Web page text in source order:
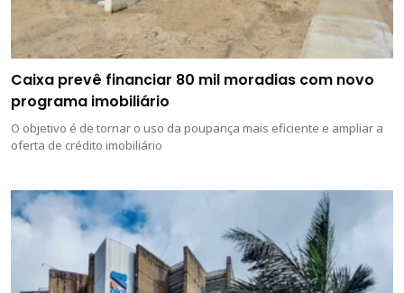
Caixa prevê financiar 80 mil moradias com novo
programa imobiliário
O objetivo é de tornar o uso da poupança mais eficiente e ampliar a
oferta de crédito imobiliário